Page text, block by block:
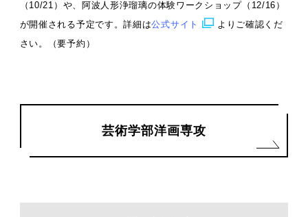
（10/21）や、阿波人形浄瑠璃の体験ワークショップ（12/16）
が開催される予定です。詳細は公式サイト
よりご確認くだ
さい。（要予約）
芸術学部洋画専攻